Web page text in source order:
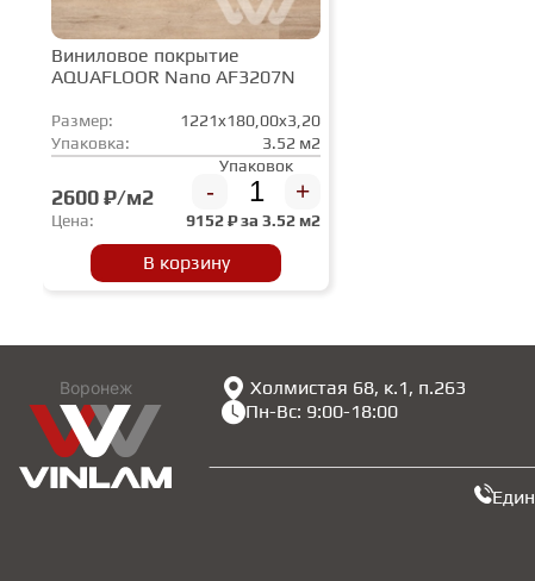
Виниловое покрытие
AQUAFLOOR Nano AF3207N
Размер:
1221x180,00x3,20
Упаковка:
3.52 м2
2600 ₽/м2
Упаковок
- +
Цена: 9152₽ за 3.52 м2
В корзину
Воронеж
Холмистая 68, к.1, п.263
Пн-Вс: 9:00-18:00